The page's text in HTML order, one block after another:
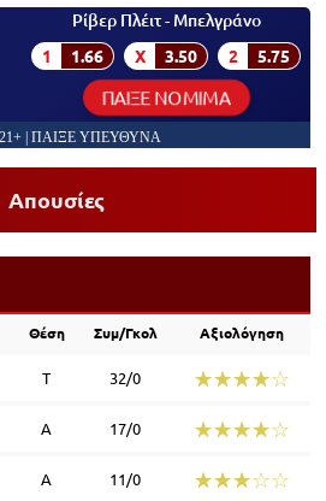
Ρίβερ Πλέιτ - Μπελγράνο
1 1.66 X 3.50 2 5.75
ΠΑΙΞΕ ΝΟΜΙΜΑ
| ΠΑΙΞΕ ΥΠΕΥΘΥΝΑ
Απουσίες
Θέση Συμ/Γκολ Αξιολόγηση
Τ 32/0 ☆☆☆☆☆
★★★★★
Α 17/0 ☆☆☆☆☆
★★★★★
Α 11/0 ☆☆☆☆☆
★★★★★